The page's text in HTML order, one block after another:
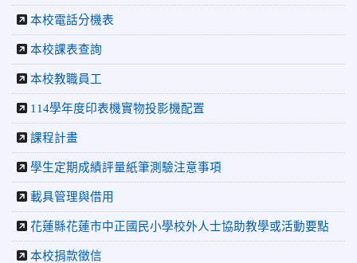
2026-06-02
榮譽
長盃」跆拳道錦標賽暨全國少年盃花蓮縣代表隊選拔賽 榮獲
佳績！
2026-05-03
榮譽
Show and Tell榮獲佳績
容
2026-04-27
榮譽
賀 本校籃球隊參加115年花蓮縣縣長盃籃
球錦標賽 榮獲亞軍！
2026-04-09
公告
促進繪畫比賽優勝名單
2026-04-08
榮譽
本校電話分機表
本校課表查詢
本校教職員工
114學年度印表機實物投影機配置
課程計畫
學生定期成績評量紙筆測驗注意事項
載具管理與借用
花蓮縣花蓮市中正國民小學校外人士協助教學或活動要點
本校捐款徵信